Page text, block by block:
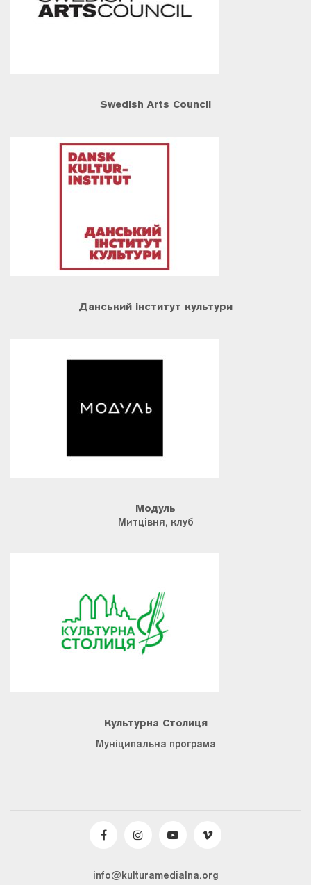
Swedish Arts Council
Данський інститут культури
Модуль
Митцівня, клуб
Культурна Столиця
Муніципальна програма
info@kulturamedialna.org